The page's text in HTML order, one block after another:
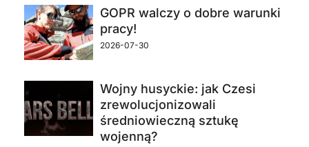
GOPR walczy o dobre warunki
pracy!
2026-07-30
Wojny husyckie: jak Czesi
zrewolucjonizowali
średniowieczną sztukę
wojenną?